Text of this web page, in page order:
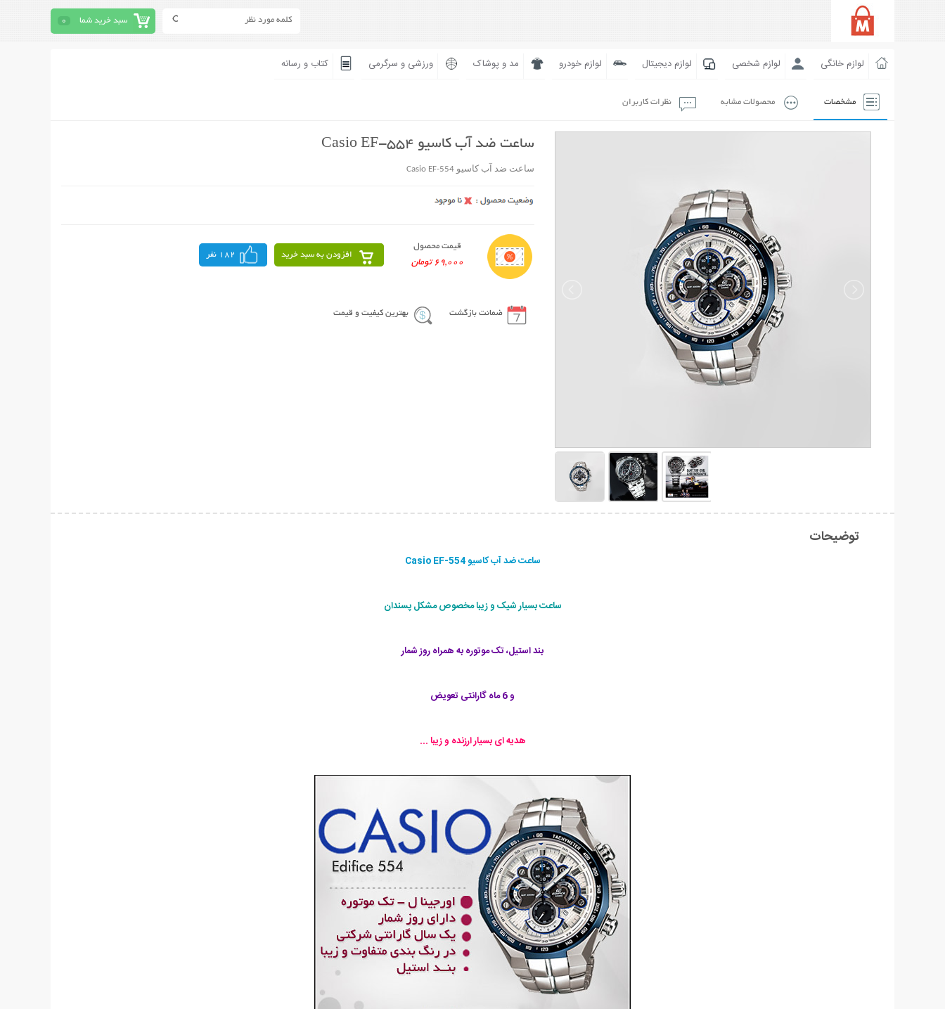
سبد خرید شما 0
لوازم خانگی لوازم شخصی لوازم دیجیتال لوازم خودرو مد و پوشاک ورزشی و سرگرمی کتاب و رسانه
مشخصات محصولات مشابه نظرات کاربران
ساعت ضد آب کاسیو Casio EF-554
ساعت ضد آب کاسیو Casio EF-554
قیمت محصول
69,000 تومان
افزودن به سبد خرید 182 نفر
ضمانت بازگشت بهترین کیفیت و قیمت
توضیحات
ساعت ضد آب کاسیو Casio EF-554
ساعت بسیار شیک و زیبا مخصوص مشکل پسندان
بند استیل، تک موتوره به همراه روز شمار
و 6 ماه گارانتی تعویض
هدیه ای بسیار ارزنده و زیبا ...